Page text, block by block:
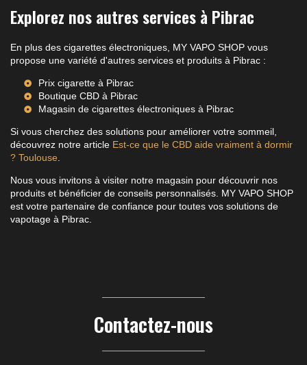
Explorez nos autres services à Pibrac
En plus des cigarettes électroniques, MY VAPO SHOP vous
propose une variété d'autres services et produits à Pibrac :
Prix cigarette à Pibrac
Boutique CBD à Pibrac
Magasin de cigarettes électroniques à Pibrac
Si vous cherchez des solutions pour améliorer votre sommeil,
découvrez notre article Est-ce que le CBD aide vraiment à dormir
? Toulouse
Nous vous invitons à visiter notre magasin pour découvrir nos
produits et bénéficier de conseils personnalisés. MY VAPO SHOP
est votre partenaire de confiance pour toutes vos solutions de
vapotage à Pibrac.
Contactez-nous